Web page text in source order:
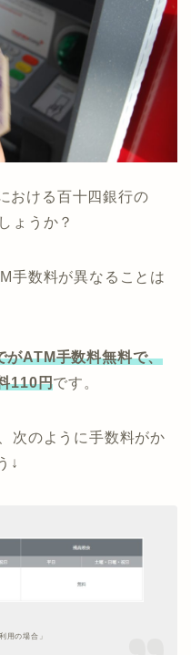
おける百十四銀行の
ょうか？
手数料が異なることは
ATM手数料無料で、
110円です。
次のように手数料がか
↓
用の場合」